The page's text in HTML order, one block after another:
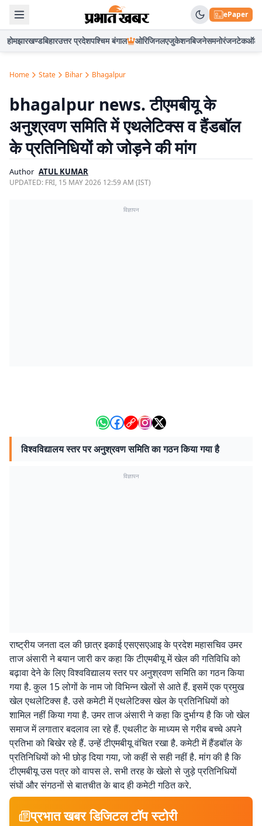
ePaper
होमझारखण्डबिहारउत्तर प्रदेशपश्चिम बंगाल ओरिजिनलएजुकेशनबिजनेसमनोरंजनटेकऑटो
Home State Bihar Bhagalpur
bhagalpur news. टीएमबीयू के
अनुश्रवण समिति में एथलेटिक्स व हैंडबॉल
के प्रतिनिधियों को जोड़ने की मांग
Author ATUL KUMAR
UPDATED: FRI, 15 MAY 2026 12:59 AM (IST)
विज्ञापन
विश्वविद्यालय स्तर पर अनुश्रवण समिति का गठन किया गया है
विज्ञापन
राष्ट्रीय जनता दल की छात्र इकाई एसएसएआइ के प्रदेश महासचिव उमर
ताज अंसारी ने बयान जारी कर कहा कि टीएमबीयू में खेल की गतिविधि को
बढ़ावा देने के लिए विश्वविद्यालय स्तर पर अनुश्रवण समिति का गठन किया
गया है. कुल 15 लोगों के नाम जो विभिन्न खेलों से आते हैं. इसमें एक प्रमुख
खेल एथलेटिक्स है. उसे कमेटी में एथलेटिक्स खेल के प्रतिनिधियों को
शामिल नहीं किया गया है. उमर ताज अंसारी ने कहा कि दुर्भाग्य है कि जो खेल
समाज में लगातार बदलाव ला रहे हैं. एथलीट के माध्यम से गरीब बच्चे अपने
प्रतिभा को बिखेर रहे हैं. उन्हें टीएमबीयू वंचित रखा है. कमेटी में हैंडबॉल के
प्रतिनिधियों को भी छोड़ दिया गया, जो कहीं से सही नहीं है. मांग की है कि
टीएमबीयू उस पत्र को वापस ले. सभी तरह के खेलो से जुड़े प्रतिनिधियों
संघों और संगठनों से बातचीत के बाद ही कमेटी गठित करे.
प्रभात खबर डिजिटल टॉप स्टोरी